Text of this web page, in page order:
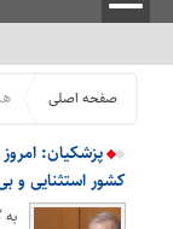
صفحه اصلی
پزشکیان:
کشور استثنایی و